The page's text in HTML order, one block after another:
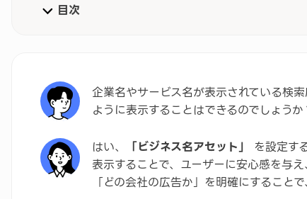
目次
ビジネス名アセット設定のポイント
まとめ
注意
企業名やサービス名が表示されている検
ように表示することはできるのでしょうか
はい、 「ビジネス名アセット」
を設定す
表示することで、ユーザーに安心感を与
「どの会社の広告か」を明確にすること